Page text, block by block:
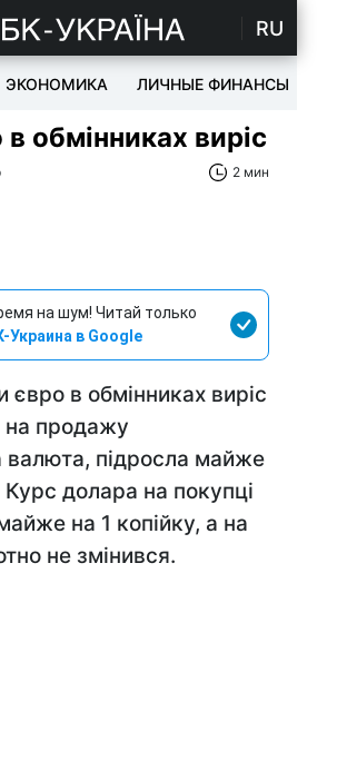
RU
ЭКОНОМИКА ЛИЧНЫЕ ФИНАНСЫ
обмінниках виріс
2 мин
на шум! Читай только
Украина в Google
євро в обмінниках виріс
на продажу
валюта, підросла майже
Курс долара на покупці
на 1 копійку, а на
не змінився.